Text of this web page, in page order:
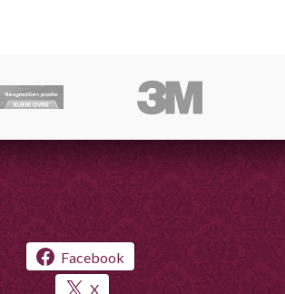
Facebook
X